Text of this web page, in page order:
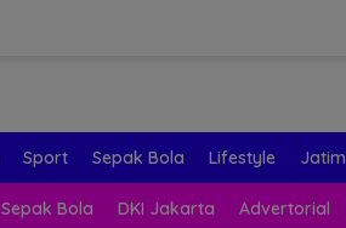
Sport Sepak Bola Lifestyle Jatim
Sepak Bola DKI Jakarta Advertorial